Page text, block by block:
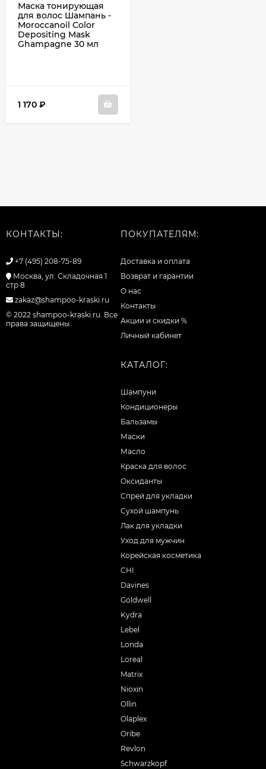
Маска тонирующая
для волос Шампань -
Moroccanoil Color
Depositing Mask
Ghampagne 30 мл
1 170 ₽
КОНТАКТЫ:
+7 (495) 208-75-89
Москва, ул. Складочная 1
стр 8
zakaz@shampoo-kraski.ru
© 2022 shampoo-kraski.ru. Все
права защищены.
ПОКУПАТЕЛЯМ:
Доставка и оплата
Возврат и гарантии
О нас
Контакты
Акции и скидки %
Личный кабинет
КАТАЛОГ:
Шампуни
Кондиционеры
Бальзамы
Маски
Масло
Краска для волос
Оксиданты
Спрей для укладки
Сухой шампунь
Лак для укладки
Уход для мужчин
Корейская косметика
CHI
Davines
Goldwell
Kydra
Lebel
Londa
Loreal
Matrix
Nioxin
Ollin
Olaplex
Oribe
Revlon
Schwarzkopf